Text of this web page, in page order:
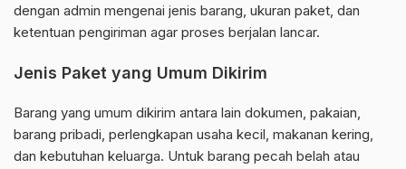
dengan admin mengenai jenis barang, ukuran paket, dan
ketentuan pengiriman agar proses berjalan lancar.
Jenis Paket yang Umum Dikirim
Barang yang umum dikirim antara lain dokumen, pakaian,
barang pribadi, perlengkapan usaha kecil, makanan kering,
dan kebutuhan keluarga. Untuk barang pecah belah atau